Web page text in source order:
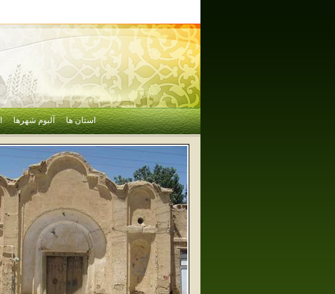
استان ها آلبوم شهرها